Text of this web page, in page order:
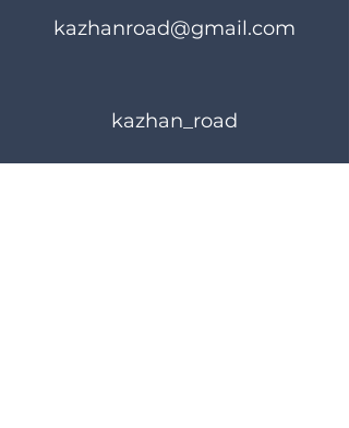
kazhanroad@gmail.com
kazhan_road